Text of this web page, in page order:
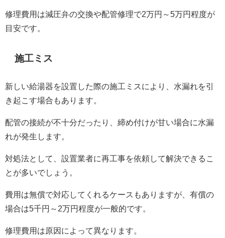
修理費用は減圧弁の交換や配管修理で2万円～5万円程度が
目安です。
施工ミス
新しい給湯器を設置した際の施工ミスにより、水漏れを引
き起こす場合もあります。
配管の接続が不十分だったり、締め付けが甘い場合に水漏
れが発生します。
対処法として、設置業者に再工事を依頼して解決できるこ
とが多いでしょう。
費用は無償で対応してくれるケースもありますが、有償の
場合は5千円～2万円程度が一般的です。
修理費用は原因によって異なります。